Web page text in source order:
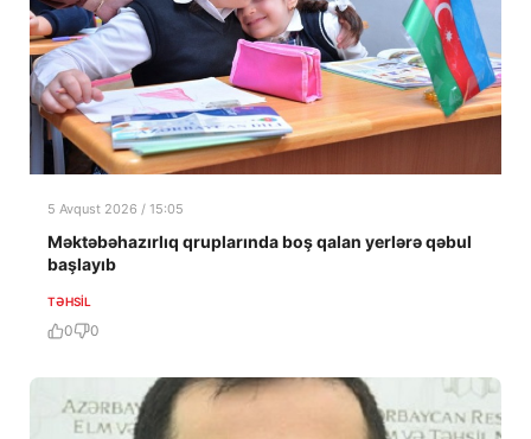
5 Avqust 2026 / 15:05
Məktəbəhazırlıq qruplarında boş qalan yerlərə qəbul
başlayıb
TƏHSIL
0 0